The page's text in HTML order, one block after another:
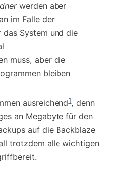
werden aber
im Falle der
das System und die
muss, aber die
bleiben
ausreichend1, denn
an Megabyte für den
auf die Backblaze
trotzdem alle wichtigen